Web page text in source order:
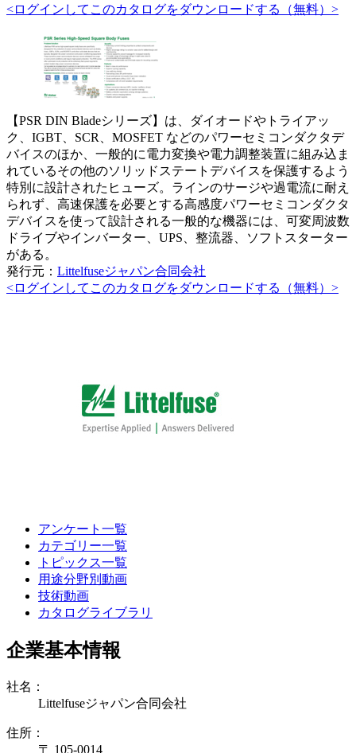
<ログインしてこのカタログをダウンロードする（無料）>
【PSR DIN Bladeシリーズ】は、ダイオードやトライアッ
ク、IGBT、SCR、MOSFET などのパワーセミコンダクタデ
バイスのほか、一般的に電力変換や電力調整装置に組み込ま
れているその他のソリッドステートデバイスを保護するよう
特別に設計されたヒューズ。ラインのサージや過電流に耐え
られず、高速保護を必要とする高感度パワーセミコンダクタ
デバイスを使って設計される一般的な機器には、可変周波数
ドライブやインバーター、UPS、整流器、ソフトスターター
がある。
発行元： Littelfuseジャパン合同会社
<ログインしてこのカタログをダウンロードする（無料）>
アンケート一覧
カテゴリー一覧
トピックス一覧
用途分野別動画
技術動画
カタログライブラリ
企業基本情報
社名：
Littelfuseジャパン合同会社
住所：
〒 105-0014